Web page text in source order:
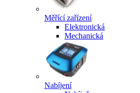
Měřící zařízení
Elektronická
Mechanická
Nabíjení